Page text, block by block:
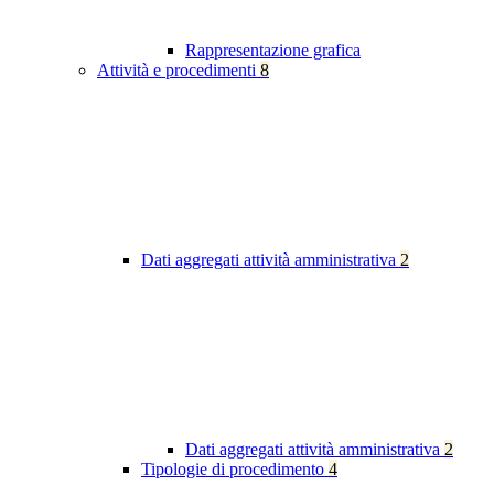
Rappresentazione grafica
Attività e procedimenti 8
Dati aggregati attività amministrativa 2
Dati aggregati attività amministrativa 2
Tipologie di procedimento 4